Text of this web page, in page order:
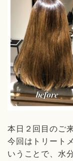
本日２回目のご
今回はトリート
いうことで、水